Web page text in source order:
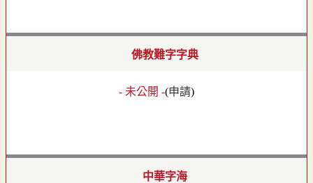
佛教難字字典
- 未公開 -(申請)
中華字海